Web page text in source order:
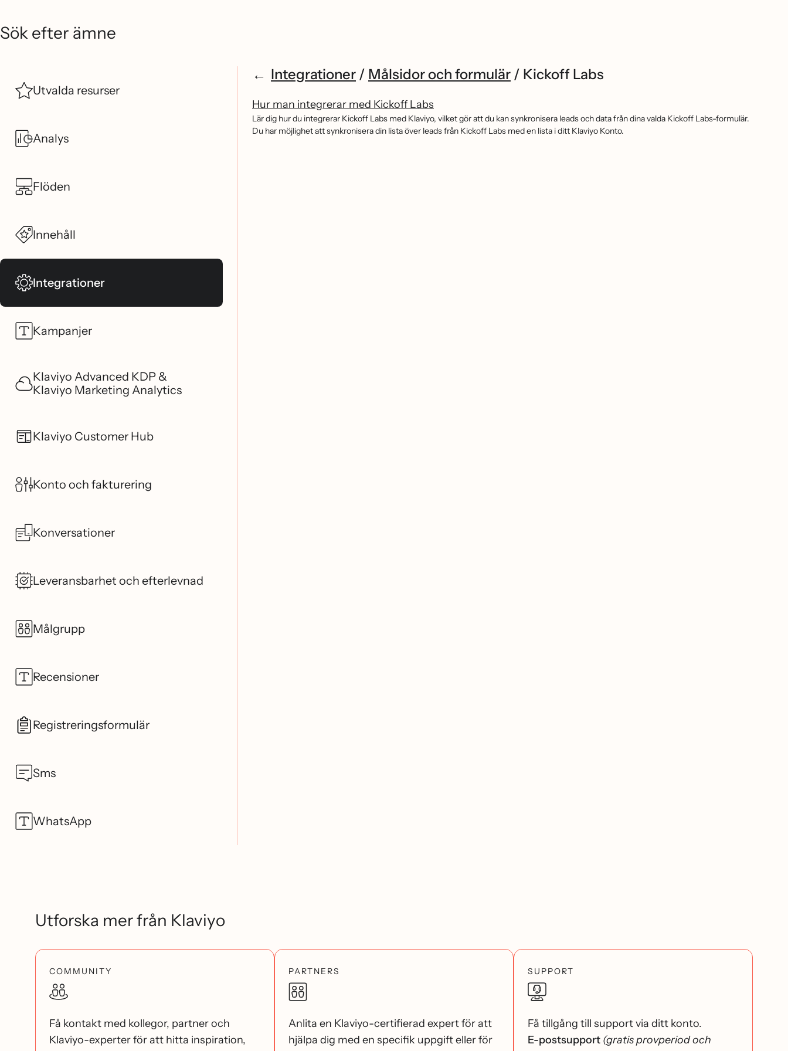
Sök efter ämne
Utvalda resurser
Analys
Flöden
Innehåll
Integrationer
Kampanjer
Klaviyo Advanced KDP &
Klaviyo Marketing Analytics
Klaviyo Customer Hub
Konto och fakturering
Konversationer
Leveransbarhet och efterlevnad
Målgrupp
Recensioner
Registreringsformulär
Sms
WhatsApp
Integrationer / Målsidor och formulär / Kickoff Labs
Hur man integrerar med Kickoff Labs
Lär dig hur du integrerar Kickoff Labs med Klaviyo, vilket gör att du kan synkronisera leads och data från dina valda Kickoff Labs-formulär.
Du har möjlighet att synkronisera din lista över leads från Kickoff Labs med en lista i ditt Klaviyo Konto.
Utforska mer från Klaviyo
COMMUNITY
Få kontakt med kollegor, partner och
Klaviyo-experter för att hitta inspiration,
PARTNERS
Anlita en Klaviyo-certifierad expert för att
hjälpa dig med en specifik uppgift eller för
SUPPORT
Få tillgång till support via ditt konto.
E-postsupport (gratis provperiod och